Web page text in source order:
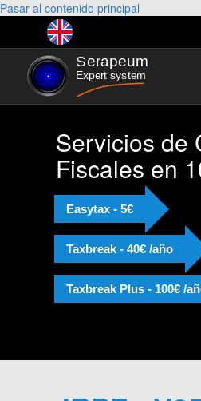
Pasar al contenido principal
Servicios de
Fiscales en
Easytax - 5€
Taxbreak - 40€ /año
Taxbreak Plus - 100€ /